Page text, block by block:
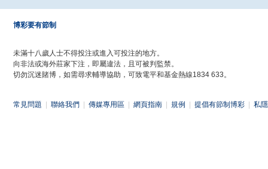
博彩要有節制
未滿十八歲人士不得投注或進入可投注的地方。
向非法或海外莊家下注，即屬違法，且可被判監禁。
切勿沉迷賭博，如需尋求輔導協助，可致電平和基金熱線1834 633。
常見問題 聯絡我們 傳媒專用區 網頁指南 規例 提倡有節制博彩 私